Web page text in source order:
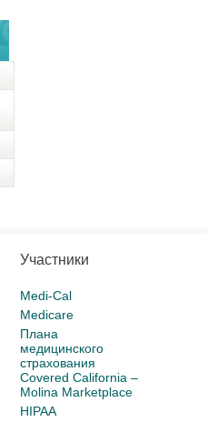
Участники
Medi-Cal
Medicare
Плана
медицинского
страхования
Covered California –
Molina Marketplace
HIPAA